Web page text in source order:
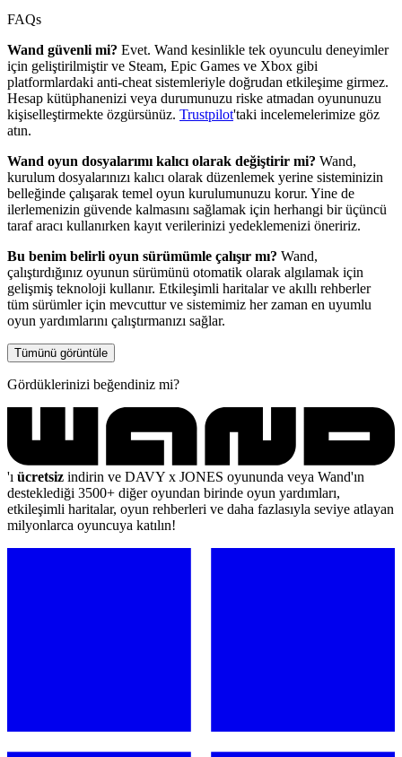
FAQs
Wand güvenli mi? Evet. Wand kesinlikle tek oyunculu deneyimler
için geliştirilmiştir ve Steam, Epic Games ve Xbox gibi
platformlardaki anti-cheat sistemleriyle doğrudan etkileşime girmez.
Hesap kütüphanenizi veya durumunuzu riske atmadan oyununuzu
kişiselleştirmekte özgürsünüz. Trustpilot'taki incelemelerimize göz
atın.
Wand oyun dosyalarımı kalıcı olarak değiştirir mi? Wand,
kurulum dosyalarınızı kalıcı olarak düzenlemek yerine sisteminizin
belleğinde çalışarak temel oyun kurulumunuzu korur. Yine de
ilerlemenizin güvende kalmasını sağlamak için herhangi bir üçüncü
taraf aracı kullanırken kayıt verilerinizi yedeklemenizi öneririz.
Bu benim belirli oyun sürümümle çalışır mı? Wand,
çalıştırdığınız oyunun sürümünü otomatik olarak algılamak için
gelişmiş teknoloji kullanır. Etkileşimli haritalar ve akıllı rehberler
tüm sürümler için mevcuttur ve sistemimiz her zaman en uyumlu
oyun yardımlarını çalıştırmanızı sağlar.
Tümünü görüntüle
Gördüklerinizi beğendiniz mi?
'ı ücretsiz indirin ve DAVY x JONES oyununda veya Wand'ın
desteklediği 3500+ diğer oyundan birinde oyun yardımları,
etkileşimli haritalar, oyun rehberleri ve daha fazlasıyla seviye atlayan
milyonlarca oyuncuya katılın!